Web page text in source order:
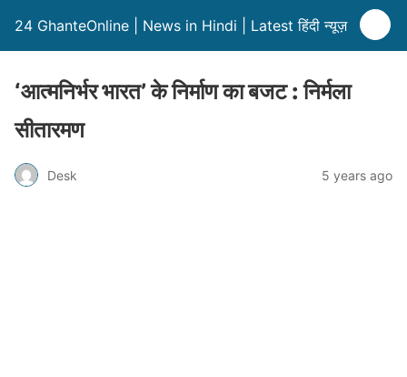
24 GhanteOnline | News in Hindi | Latest हिंदी न्यूज़
‘आत्मनिर्भर भारत’ के निर्माण का बजट : निर्मला
सीतारमण
Desk 5 years ago